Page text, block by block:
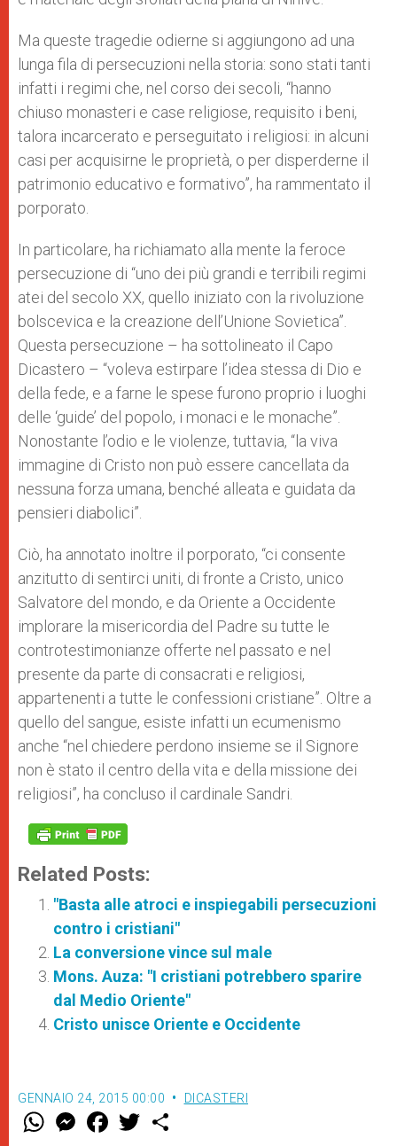
Ma queste tragedie odierne si aggiungono ad una
lunga fila di persecuzioni nella storia: sono stati tanti
infatti i regimi che, nel corso dei secoli, “hanno
chiuso monasteri e case religiose, requisito i beni,
talora incarcerato e perseguitato i religiosi: in alcuni
casi per acquisirne le proprietà, o per disperderne il
patrimonio educativo e formativo”, ha rammentato il
porporato.
In particolare, ha richiamato alla mente la feroce
persecuzione di “uno dei più grandi e terribili regimi
atei del secolo XX, quello iniziato con la rivoluzione
bolscevica e la creazione dell’Unione Sovietica”.
Questa persecuzione – ha sottolineato il Capo
Dicastero – “voleva estirpare l’idea stessa di Dio e
della fede, e a farne le spese furono proprio i luoghi
delle ‘guide’ del popolo, i monaci e le monache”.
Nonostante l’odio e le violenze, tuttavia, “la viva
immagine di Cristo non può essere cancellata da
nessuna forza umana, benché alleata e guidata da
pensieri diabolici”.
Ciò, ha annotato inoltre il porporato, “ci consente
anzitutto di sentirci uniti, di fronte a Cristo, unico
Salvatore del mondo, e da Oriente a Occidente
implorare la misericordia del Padre su tutte le
controtestimonianze offerte nel passato e nel
presente da parte di consacrati e religiosi,
appartenenti a tutte le confessioni cristiane”. Oltre a
quello del sangue, esiste infatti un ecumenismo
anche “nel chiedere perdono insieme se il Signore
non è stato il centro della vita e della missione dei
religiosi”, ha concluso il cardinale Sandri.
Related Posts:
"Basta alle atroci e inspiegabili persecuzioni
contro i cristiani"
La conversione vince sul male
Mons. Auza: "I cristiani potrebbero sparire
dal Medio Oriente"
Cristo unisce Oriente e Occidente
GENNAIO 24, 2015 00:00 DICASTERI
W M
e
F
a w